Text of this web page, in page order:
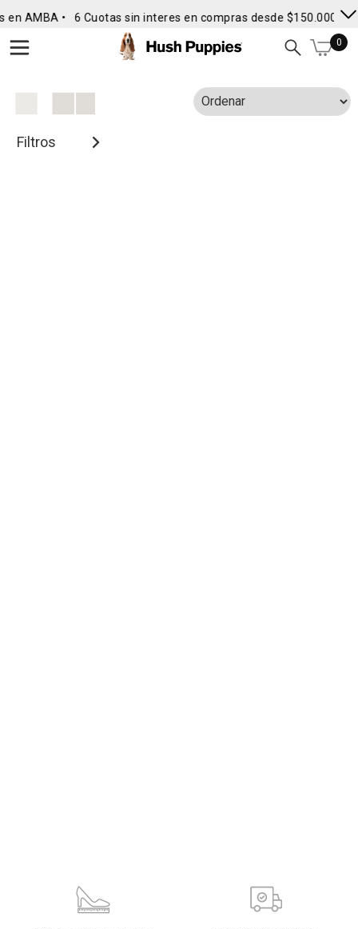
en AMBA • 6 Cuotas sin interes en compras desde $150.000 •
0
Filtros